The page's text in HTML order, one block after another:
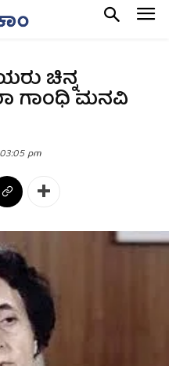
ಚಿನ್ನ
ಗಾಂಧಿ ಮನವಿ
pm